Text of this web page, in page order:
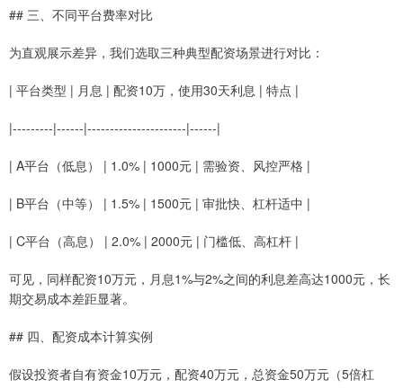
## 三、不同平台费率对比
为直观展示差异，我们选取三种典型配资场景进行对比：
| 平台类型 | 月息 | 配资10万，使用30天利息 | 特点 |
|---------|------|----------------------|------|
| A平台（低息） | 1.0% | 1000元 | 需验资、风控严格 |
| B平台（中等） | 1.5% | 1500元 | 审批快、杠杆适中 |
| C平台（高息） | 2.0% | 2000元 | 门槛低、高杠杆 |
可见，同样配资10万元，月息1%与2%之间的利息差高达1000元，长
期交易成本差距显著。
## 四、配资成本计算实例
假设投资者自有资金10万元，配资40万元，总资金50万元（5倍杠